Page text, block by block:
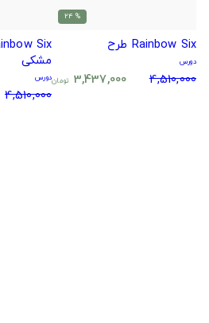
% 24
Rainbow Six طرح
دورس
4,510,000
3,437,000 تومان
مشکی
دورس
4,510,000